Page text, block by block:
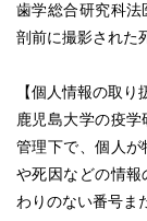
歯学総合研究科
剖前に撮影された
【個人情報の取り
鹿児島大学の疫
管理下で、個人が
や死因などの情
わりのない番号ま